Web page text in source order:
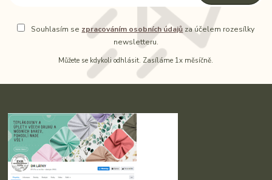
Souhlasím se zpracováním osobních údajů za účelem rozesílky
newsletteru.
Můžete se kdykoli odhlásit. Zasíláme 1x měsíčně.